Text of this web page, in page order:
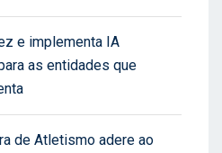
e implementa IA
as entidades que
de Atletismo adere ao